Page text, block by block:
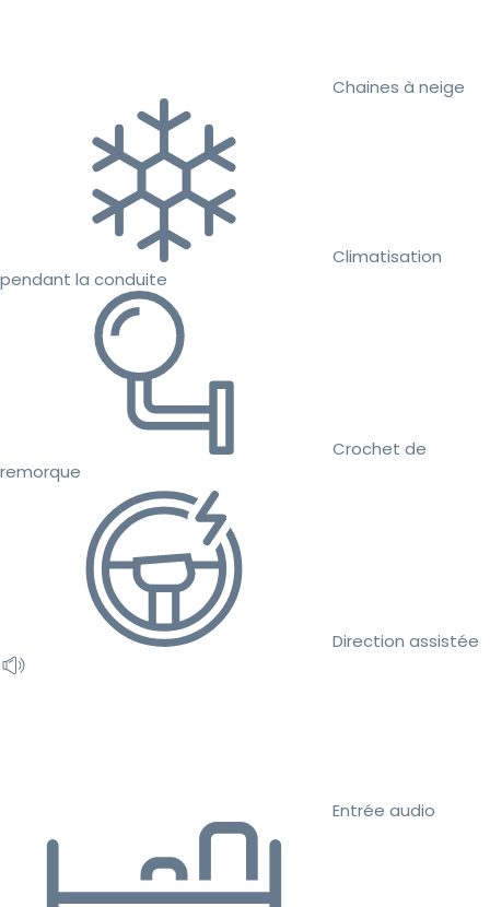
Chaines à neige
Climatisation
pendant la conduite
Crochet de
remorque
Direction assistée
Entrée audio